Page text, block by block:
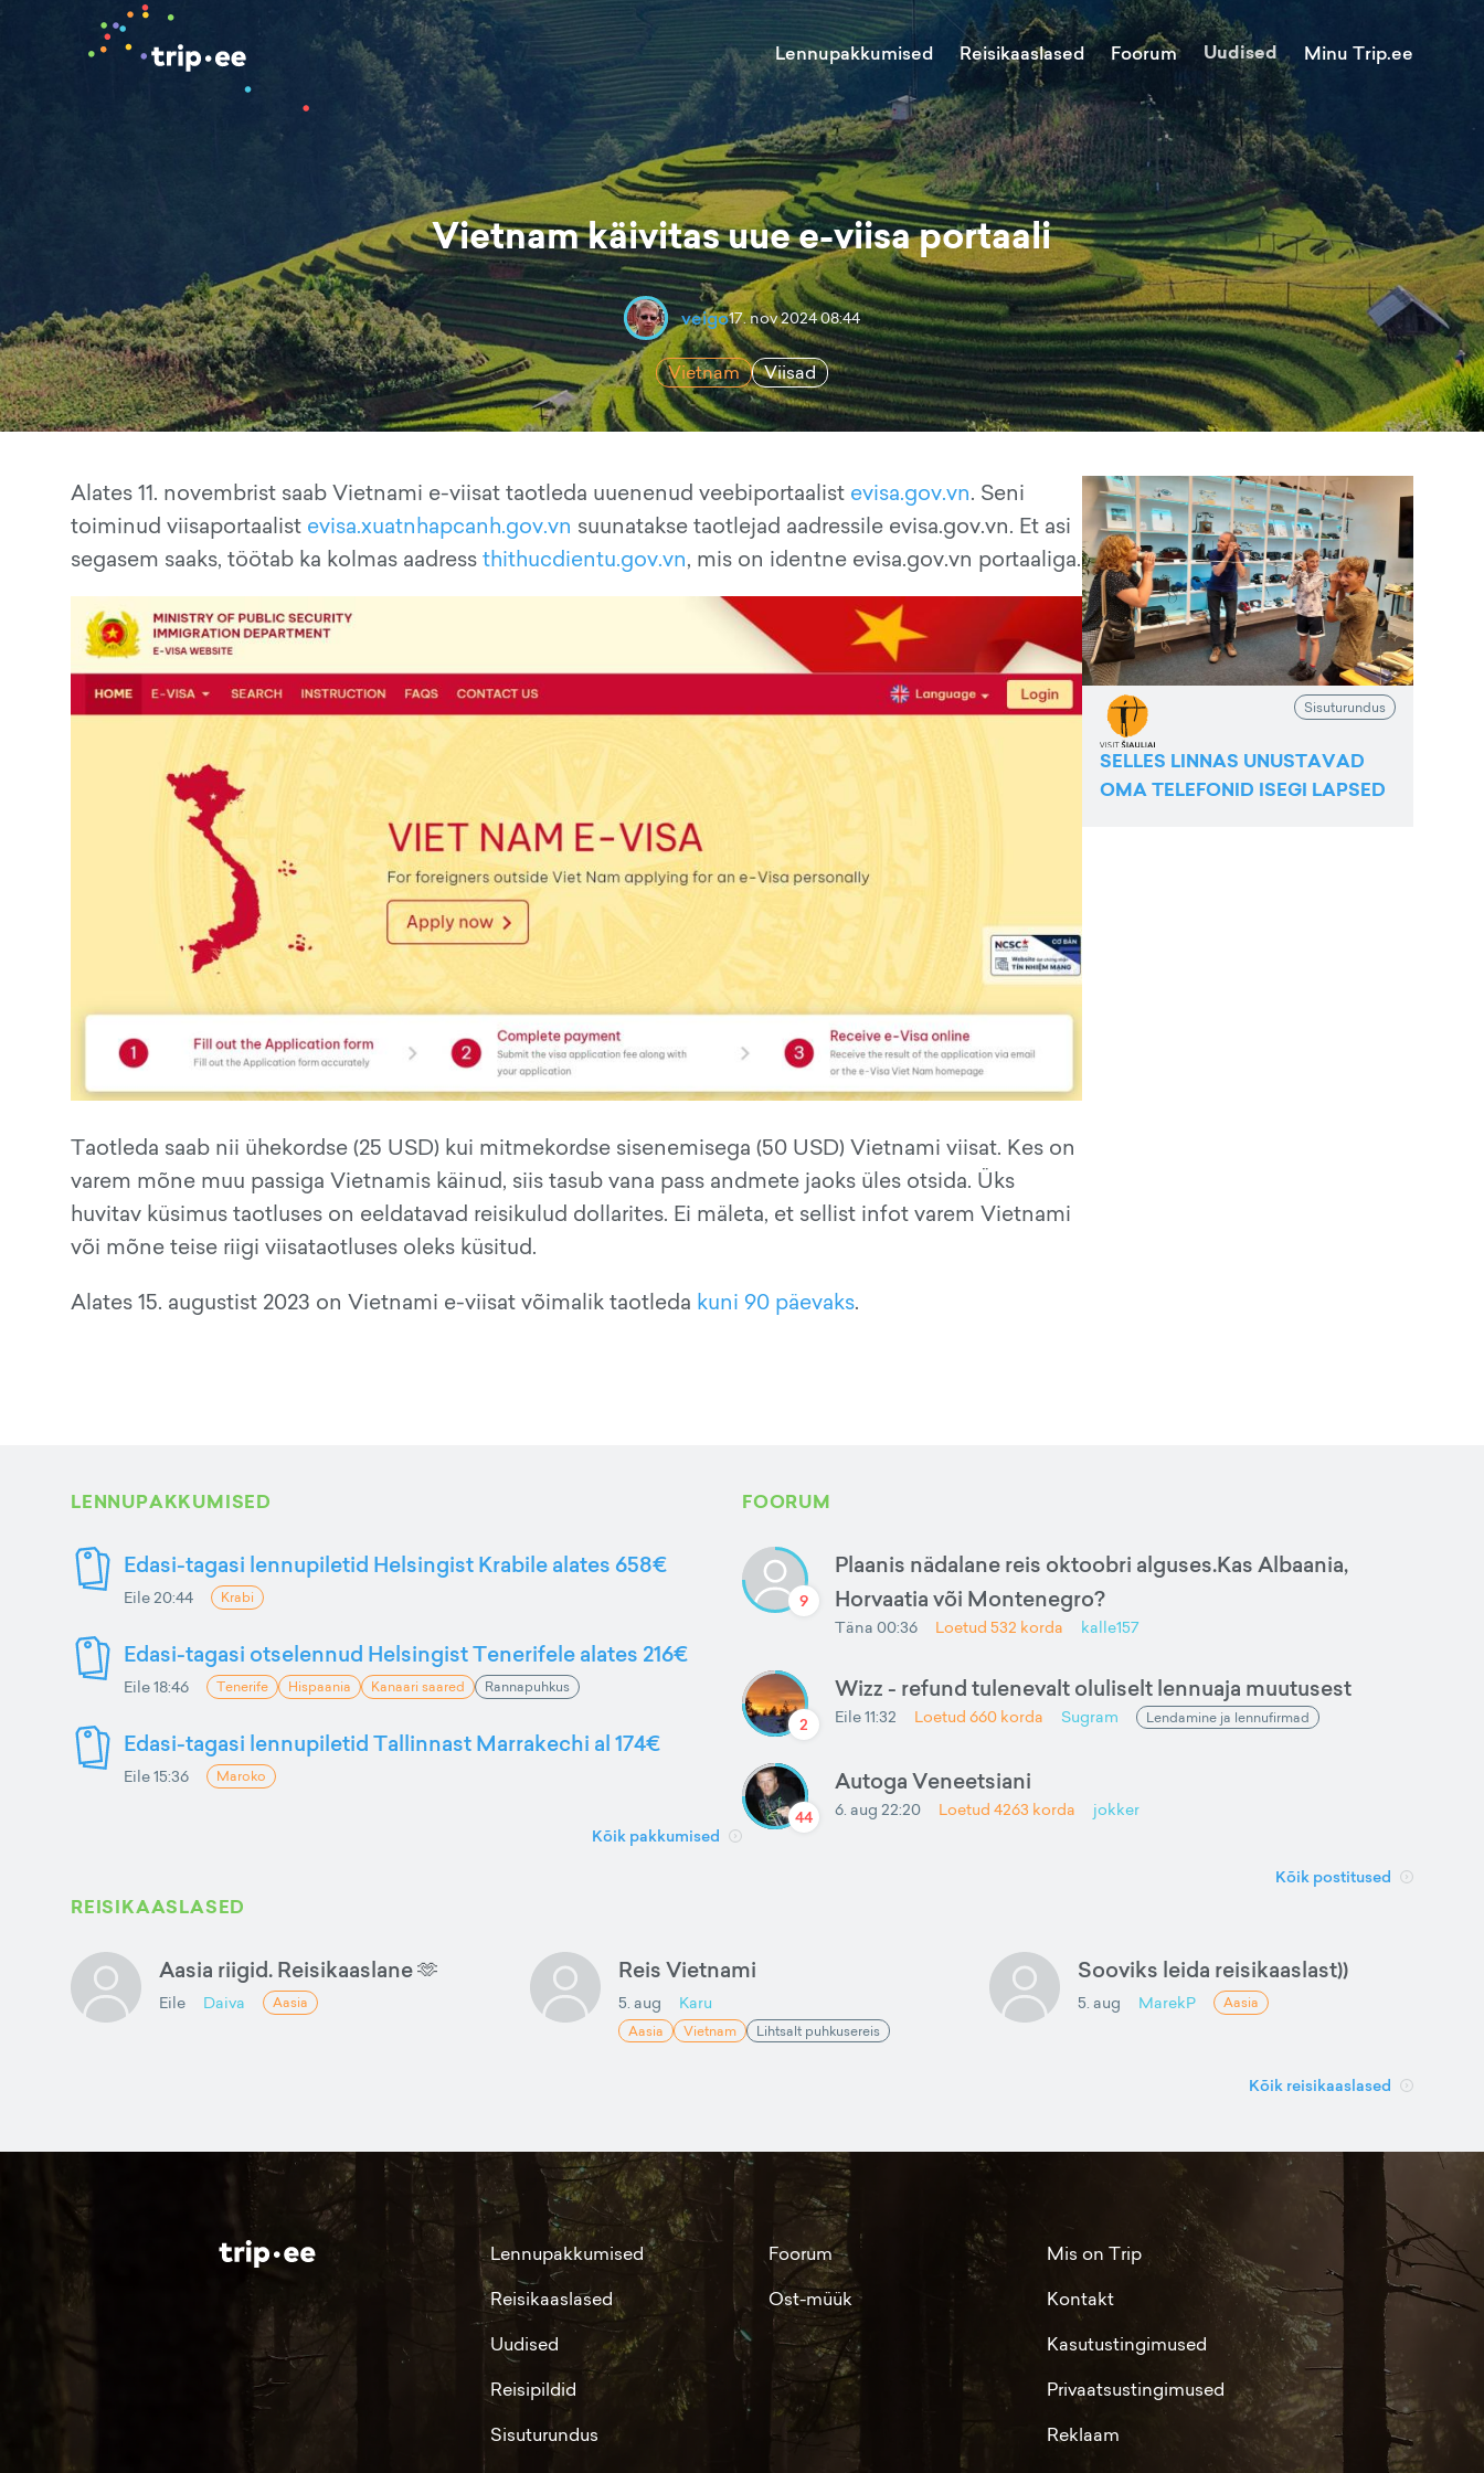
Lennupakkumised Reisikaaslased Foorum Uudised Minu Trip.ee
Vietnam käivitas uue e-viisa portaali
veigo17. nov 2024 08:44
Vietnam Viisad
Alates 11. novembrist saab Vietnami e-viisat taotleda uuenenud veebiportaalist evisa.gov.vn. Seni
toiminud viisaportaalist evisa.xuatnhapcanh.gov.vn suunatakse taotlejad aadressile evisa.gov.vn. Et asi
segasem saaks, töötab ka kolmas aadressthithucdientu.gov.vn, mis on identne evisa.gov.vn portaaliga.
Taotleda saab nii ühekordse (25 USD) kui mitmekordse sisenemisega (50 USD) Vietnami viisat. Kes on
varem mõne muu passiga Vietnamis käinud, siis tasub vana pass andmete jaoks üles otsida. Üks
huvitav küsimus taotluses on eeldatavad reisikulud dollarites. Ei mäleta, et sellist infot varem Vietnami
või mõne teise riigi viisataotluses oleks küsitud.
Alates 15. augustist 2023 on Vietnami e-viisat võimalik taotleda kuni 90 päevaks.
Sisuturundus
SELLES LINNAS UNUSTAVAD
OMA TELEFONID ISEGI LAPSED
LENNUPAKKUMISED
Edasi-tagasi lennupiletid Helsingist Krabile alates 658€
Eile 20:44 Krabi
Edasi-tagasi otselennud Helsingist Tenerifele alates 216€
Eile 18:46 Tenerife Hispaania Kanaari saared Rannapuhkus
Edasi-tagasi lennupiletid Tallinnast Marrakechi al 174€
Eile 15:36 Maroko
Kõik pakkumised
FOORUM
9
Plaanis nädalane reis oktoobri alguses.Kas Albaania,
Horvaatia või Montenegro?
Täna 00:36 Loetud 532 korda kalle157
2
Wizz - refund tulenevalt oluliselt lennuaja muutusest
Eile 11:32 Loetud 660 korda Sugram Lendamine ja lennufirmad
44
Autoga Veneetsiani
6. aug 22:20 Loetud 4263 korda jokker
Kõik postitused
REISIKAASLASED
Aasia riigid. Reisikaaslane 🫶
Eile Daiva Aasia
Reis Vietnami
5. aug Karu
Aasia Vietnam Lihtsalt puhkusereis
Sooviks leida reisikaaslast))
5. aug MarekP Aasia
Kõik reisikaaslased
Lennupakkumised
Reisikaaslased
Uudised
Reisipildid
Sisuturundus
Foorum
Ost-müük
Mis on Trip
Kontakt
Kasutustingimused
Privaatsustingimused
Reklaam